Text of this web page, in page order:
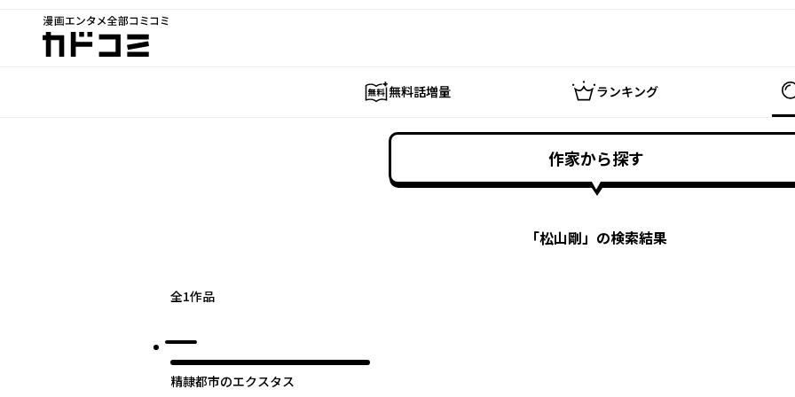
漫画エンタメ全部コミコミ
カドコミ
無料話増量 ランキング
作家から探す
「松山剛」の検索結果
全1作品
精隷都市のエクスタス